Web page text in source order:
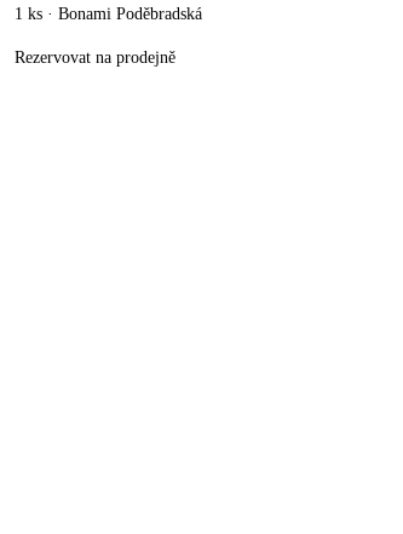
1 ks · Bonami Poděbradská
Rezervovat na prodejně